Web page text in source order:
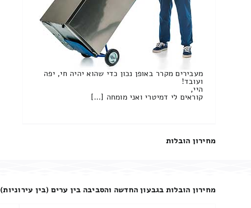
מעבירים מקרר באופן נכון כדי שהוא יהיה חי, יפה
ועובד!
היי,
קוראים לי דמיטרי ואני מומחה […]
מחירון הובלות
מחירון הובלות בגבעון החדשה והסביבה בין ערים (בין עירוניות)